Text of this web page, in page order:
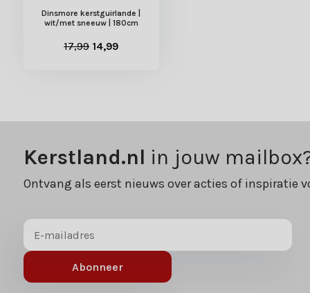
Dinsmore kerstguirlande |
wit/met sneeuw | 180cm
17,99 14,99
Kerstland.nl in jouw
Ontvang als eerst nieuws over acties of inspiratie
Abonneer